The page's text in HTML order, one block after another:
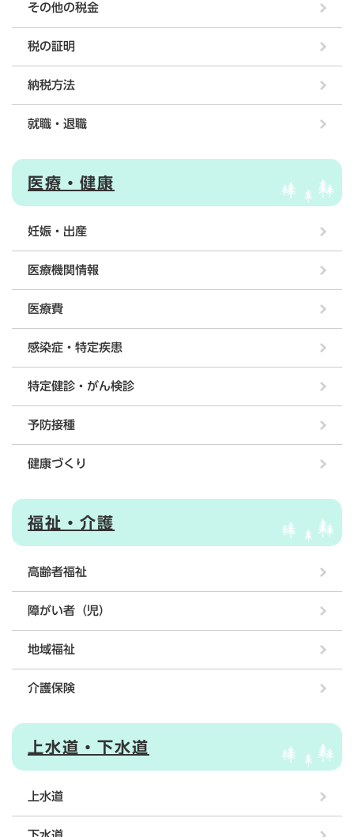
その他の税金
税の証明
納税方法
就職・退職
医療・健康
妊娠・出産
医療機関情報
医療費
感染症・特定疾患
特定健診・がん検診
予防接種
健康づくり
福祉・介護
高齢者福祉
障がい者（児）
地域福祉
介護保険
上水道・下水道
上水道